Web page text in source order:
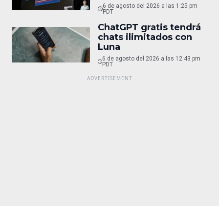
6 de agosto del 2026 a las 1:25 pm
PDT
ChatGPT gratis tendrá
chats ilimitados con
Luna
6 de agosto del 2026 a las 12:43 pm
PDT